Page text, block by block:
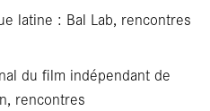
latine : Bal Lab, rencontres
du film indépendant de
rencontres